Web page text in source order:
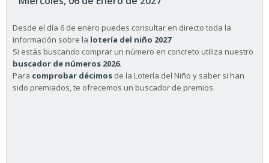
Desde el día 6 de enero puedes consultar en directo toda la
información sobre la lotería del niño 2027
Si estás buscando comprar un número en concreto utiliza nuestro
buscador de números 2026.
Para comprobar décimos de la Lotería del Niño y saber si han
sido premiados, te ofrecemos un buscador de premios.